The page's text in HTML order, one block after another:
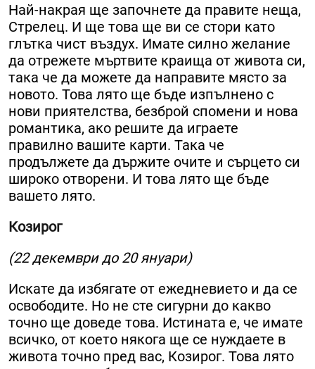
Най-накрая ще започнете да правите неща,
Стрелец. И ще това ще ви се стори като
глътка чист въздух. Имате силно желание
да отрежете мъртвите краища от живота си,
така че да можете да направите място за
новото. Това лято ще бъде изпълнено с
нови приятелства, безброй спомени и нова
романтика, ако решите да играете
правилно вашите карти. Така че
продължете да държите очите и сърцето си
широко отворени. И това лято ще бъде
вашето лято.
Козирог
(22 декември до 20 януари)
Искате да избягате от ежедневието и да се
освободите. Но не сте сигурни до какво
точно ще доведе това. Истината е, че имате
всичко, от което някога ще се нуждаете в
живота точно пред вас, Козирог. Това лято